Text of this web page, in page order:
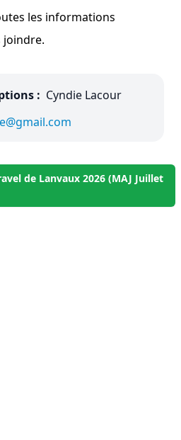
les informations
joindre.
: Cyndie Lacour
de Lanvaux 2026 (MAJ Juillet